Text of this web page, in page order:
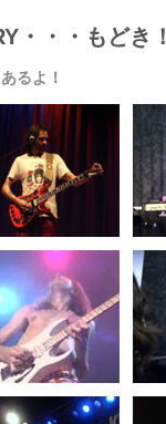
・・・もどき
るよ！